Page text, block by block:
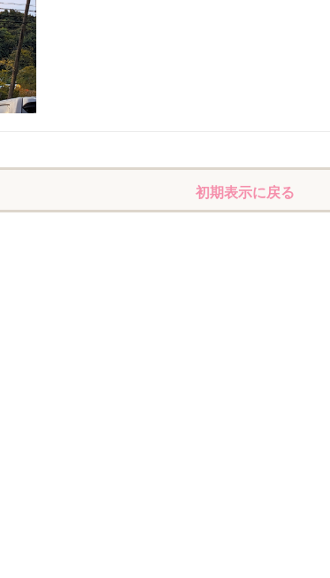
初期表示に戻る